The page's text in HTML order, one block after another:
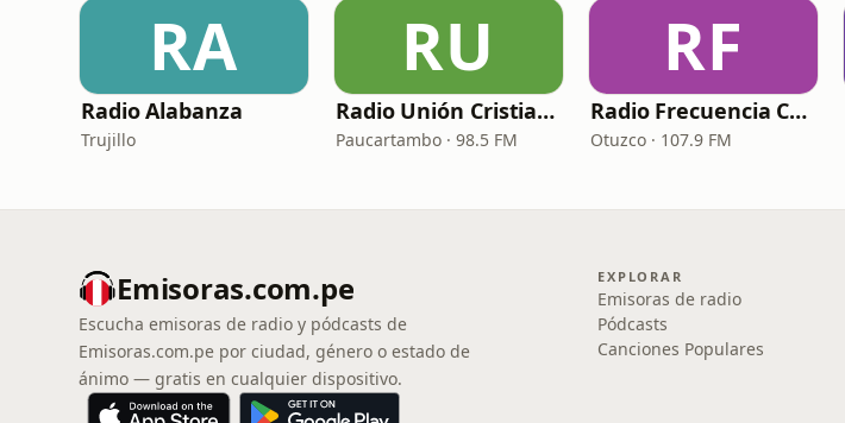
RA
Radio Alabanza
Trujillo
RU
Radio Unión Cristiana 98.5 FM
Paucartambo · 98.5 FM
RF
Radio Frecuencia Celestial
Otuzco · 107.9 FM
Emisoras.com.pe
Escucha emisoras de radio y pódcasts de
Emisoras.com.pe por ciudad, género o estado de
ánimo — gratis en cualquier dispositivo.
EXPLORAR
Emisoras de radio
Pódcasts
Canciones Populares